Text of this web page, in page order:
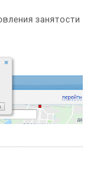
занятости